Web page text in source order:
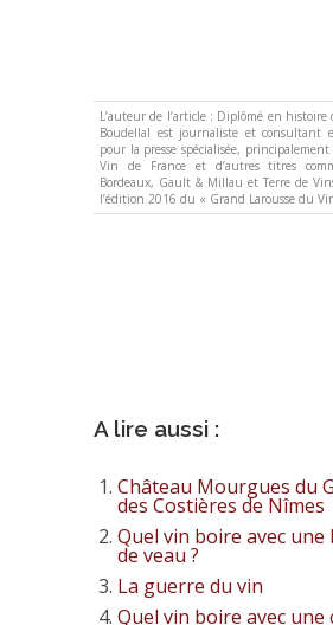
L’auteur de l’article : Diplômé en histoire
Boudellal est journaliste et consultant
pour la presse spécialisée,
Vin de France et d’autres titres
Bordeaux, Gault & Millau et Terre de
l’édition 2016 du « Grand Larousse du
A lire aussi :
Château Mourgues du
des Costières de Nîmes
Quel vin boire avec
de veau ?
La guerre du vin
Quel vin boire avec une